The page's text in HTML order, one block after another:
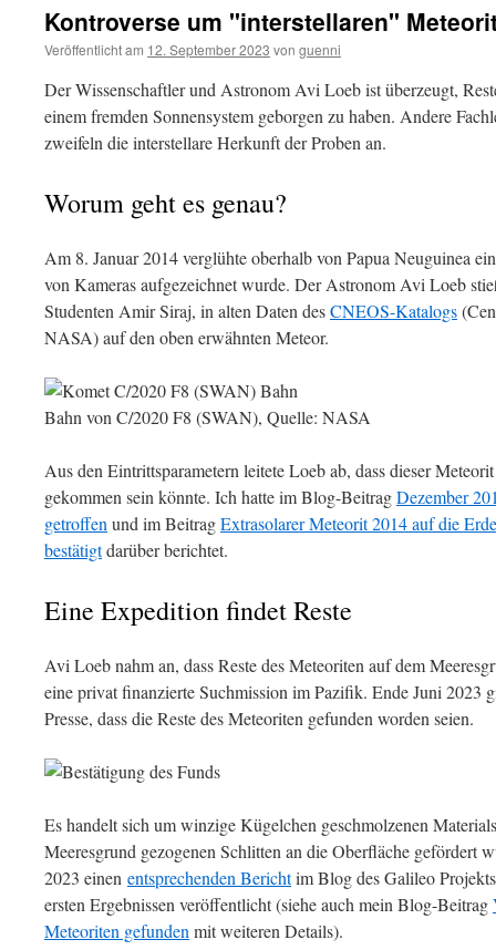
Kontroverse um "interstellaren"
Veröffentlicht am 12. September 2023 von guenni
Der Wissenschaftler und Astronom Avi Loeb ist überzeugt,
einem fremden Sonnensystem geborgen zu haben. Andere
zweifeln die interstellare Herkunft der Proben an.
Worum geht es genau?
Am 8. Januar 2014 verglühte oberhalb von Papua Neuguinea
von Kameras aufgezeichnet wurde. Der Astronom Avi Loeb
Studenten Amir Siraj, in alten Daten desCNEOS-Katalogs
NASA) auf den oben erwähnten Meteor.
Bahn von C/2020 F8 (SWAN), Quelle: NASA
Aus den Eintrittsparametern leitete Loeb ab, dass dieser
gekommen sein könnte. Ich hatte im Blog-BeitragDezember
getroffen und im BeitragExtrasolarer Meteorit 2014 auf die
bestätigtdarüber berichtet.
Eine Expedition findet Reste
Avi Loeb nahm an, dass Reste des Meteoriten auf dem
eine privat finanzierte Suchmission im Pazifik. Ende Juni 2023
Presse, dass die Reste des Meteoriten gefunden worden seien.
Es handelt sich um winzige Kügelchen geschmolzenen
Meeresgrund gezogenen Schlitten an die Oberfläche gefördert
2023 einen entsprechenden Berichtim Blog des Galileo
ersten Ergebnissen veröffentlicht (siehe auch mein Blog-Beitrag
Meteoriten gefunden mit weiteren Details).